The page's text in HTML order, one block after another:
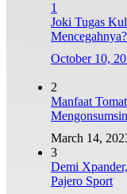
1
Joki Tugas
Mencegahnya?
October 10,
2
Manfaat
March 14,
3
Demi
Pajero Sport